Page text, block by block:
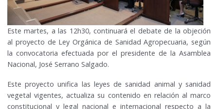
Este martes, a las 12h30, continuará el debate de la objeción
al proyecto de Ley Orgánica de Sanidad Agropecuaria, según
la convocatoria efectuada por el presidente de la Asamblea
Nacional, José Serrano Salgado.
Este proyecto unifica las leyes de sanidad animal y sanidad
vegetal vigentes, actualiza su contenido en relación al marco
constitucional y legal nacional e internacional respecto a la